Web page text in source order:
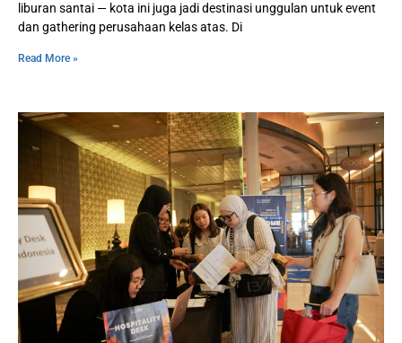
liburan santai — kota ini juga jadi destinasi unggulan untuk event
dan gathering perusahaan kelas atas. Di
Read More »